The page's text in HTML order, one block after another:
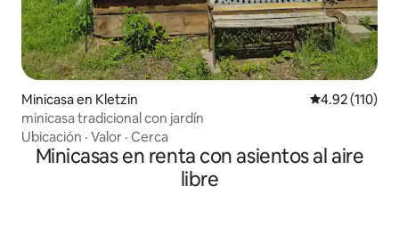
Minicasa en Kletzin Calificación
4.92 (110)
minicasa tradicional con jardín
Ubicación · Valor · Cerca
Minicasas en renta con asientos al aire
libre